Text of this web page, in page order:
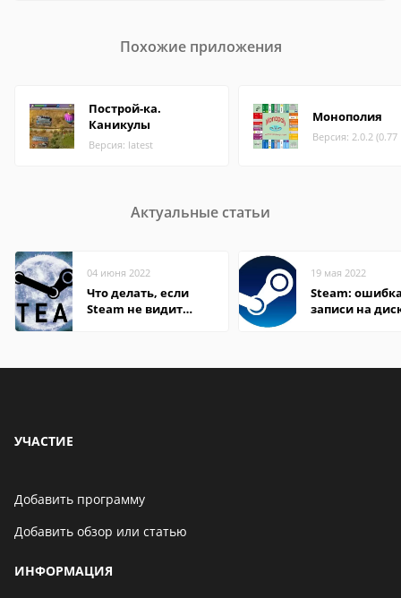
Похожие приложения
Построй-ка.
Каникулы
Версия: latest
Монополия
Версия: 2.0.2
Актуальные статьи
04 июня 2022
Что делать, если
Steam не видит
19 мая 2022
Steam:
записи на
УЧАСТИЕ
Добавить программу
Добавить обзор или статью
ИНФОРМАЦИЯ